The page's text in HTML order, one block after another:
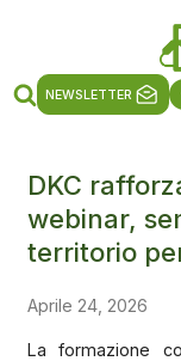
NEWSLETTER
DKC
webinar,
territorio
Aprile 24, 2026
La formazione